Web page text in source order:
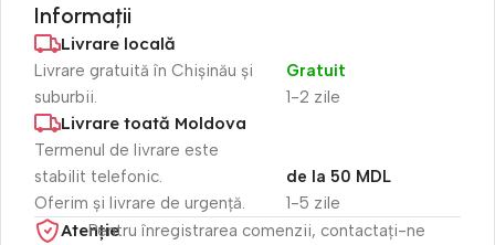
Informații
Livrare locală
Livrare gratuită în Chișinău și
suburbii.
1-2 zile
Gratuit
Livrare toată Moldova
Termenul de livrare este
stabilit telefonic.
Oferim și livrare de urgență.
1-5 zile
de la 50 MDL
Atenție​Pentru înregistrarea comenzii, contactați-ne